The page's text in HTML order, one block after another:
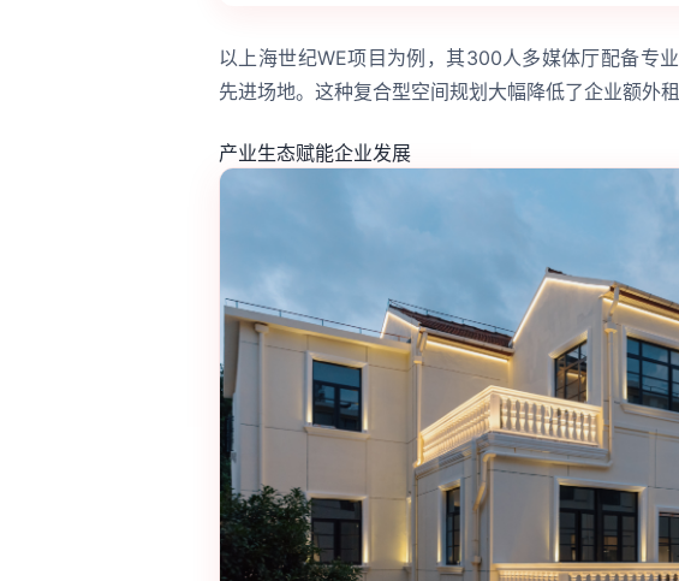
以上海世纪WE项目为例，其300人多媒体厅配备专
先进场地。这种复合型空间规划大幅降低了企业额外
产业生态赋能企业发展